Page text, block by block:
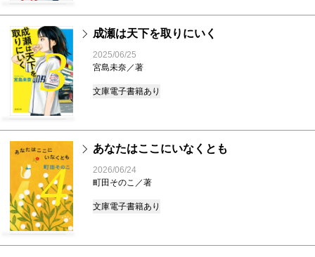
3
成瀬は天下を取りにいく
2025/06/25
宮島未奈／著
文庫電子書籍あり
4
あなたはここにいなくとも
2026/06/24
町田そのこ／著
文庫電子書籍あり